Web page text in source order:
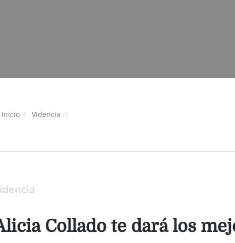
Inicio Videncia
Collado te dará los